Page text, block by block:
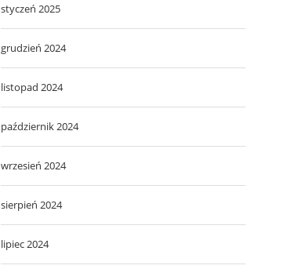
styczeń 2025
grudzień 2024
listopad 2024
październik 2024
wrzesień 2024
sierpień 2024
lipiec 2024